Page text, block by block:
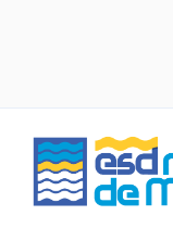
contenuto